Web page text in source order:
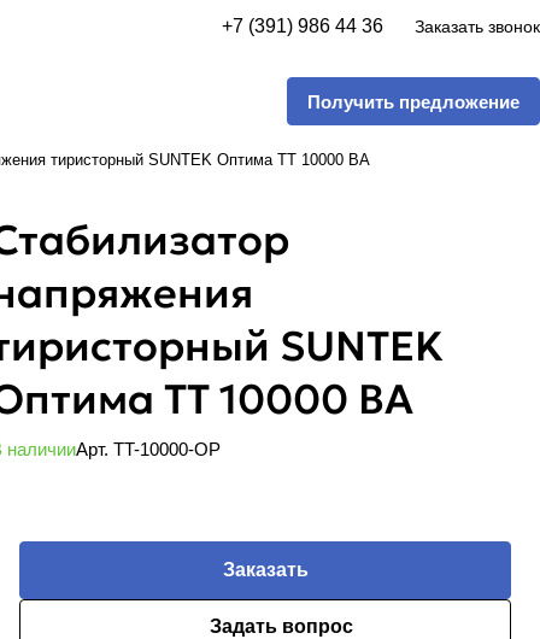
+7 (391) 986 44 36 Заказать звонок
Получить предложение
тиристорный SUNTEK Оптима ТТ 10000 ВА
SUNTEK
ТТ 10000 ВА
наличииАрт. TT-10000-OP
Заказать
Задать вопрос